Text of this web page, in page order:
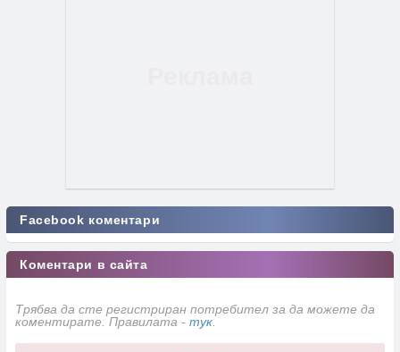
Facebook коментари
Коментари в сайта
Трябва да сте регистриран потребител за да можете да
коментирате. Правилата - тук